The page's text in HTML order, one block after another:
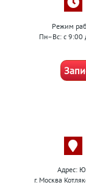
Режим
Пн–Вс: с 9:00
Адрес:
г. Москва